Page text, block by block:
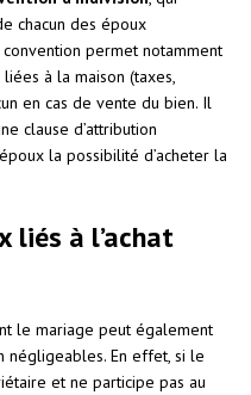
chacun des époux
permet notamment
à la maison (taxes,
en cas de vente du bien. Il
clause d’attribution
la possibilité d’acheter la
liés à l’achat
le mariage peut également
négligeables. En effet, si le
et ne participe pas au